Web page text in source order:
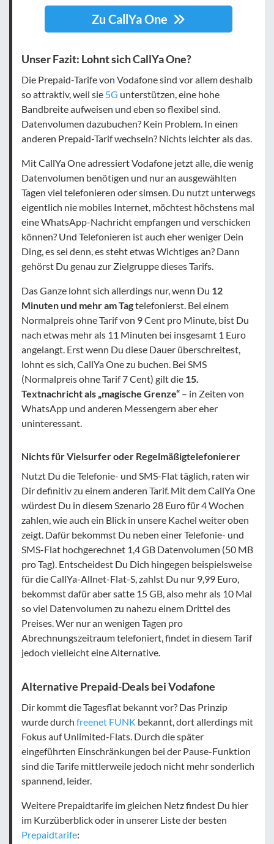
Zu CallYa One
Unser Fazit: Lohnt sich CallYa One?
Die Prepaid-Tarife von Vodafone sind vor allem deshalb
so attraktiv, weil sie 5G unterstützen, eine hohe
Bandbreite aufweisen und eben so flexibel sind.
Datenvolumen dazubuchen? Kein Problem. In einen
anderen Prepaid-Tarif wechseln? Nichts leichter als das.
Mit CallYa One adressiert Vodafone jetzt alle, die wenig
Datenvolumen benötigen und nur an ausgewählten
Tagen viel telefonieren oder simsen. Du nutzt unterwegs
eigentlich nie mobiles Internet, möchtest höchstens mal
eine WhatsApp-Nachricht empfangen und verschicken
können? Und Telefonieren ist auch eher weniger Dein
Ding, es sei denn, es steht etwas Wichtiges an? Dann
gehörst Du genau zur Zielgruppe dieses Tarifs.
Das Ganze lohnt sich allerdings nur, wenn Du 12
Minuten und mehr am Tagtelefonierst. Bei einem
Normalpreis ohne Tarif von 9 Cent pro Minute, bist Du
nach etwas mehr als 11 Minuten bei insgesamt 1 Euro
angelangt. Erst wenn Du diese Dauer überschreitest,
lohnt es sich, CallYa One zu buchen. Bei SMS
(Normalpreis ohne Tarif 7 Cent) gilt die 15.
Textnachricht als „magische Grenze“ – in Zeiten von
WhatsApp und anderen Messengern aber eher
uninteressant.
Nichts für Vielsurfer oder Regelmäßigtelefonierer
Nutzt Du die Telefonie- und SMS-Flat täglich, raten wir
Dir definitiv zu einem anderen Tarif. Mit dem CallYa One
würdest Du in diesem Szenario 28 Euro für 4 Wochen
zahlen, wie auch ein Blick in unsere Kachel weiter oben
zeigt. Dafür bekommst Du neben einer Telefonie- und
SMS-Flat hochgerechnet 1,4 GB Datenvolumen (50 MB
pro Tag). Entscheidest Du Dich hingegen beispielsweise
für die CallYa-Allnet-Flat-S, zahlst Du nur 9,99 Euro,
bekommst dafür aber satte 15 GB, also mehr als 10 Mal
so viel Datenvolumen zu nahezu einem Drittel des
Preises. Wer nur an wenigen Tagen pro
Abrechnungszeitraum telefoniert, findet in diesem Tarif
jedoch vielleicht eine Alternative.
Alternative Prepaid-Deals bei Vodafone
Dir kommt die Tagesflat bekannt vor? Das Prinzip
wurde durch freenet FUNK bekannt, dort allerdings mit
Fokus auf Unlimited-Flats. Durch die später
eingeführten Einschränkungen bei der Pause-Funktion
sind die Tarife mittlerweile jedoch nicht mehr sonderlich
spannend, leider.
Weitere Prepaidtarife im gleichen Netz findest Du hier
im Kurzüberblick oder in unserer Liste der besten
Prepaidtarife: